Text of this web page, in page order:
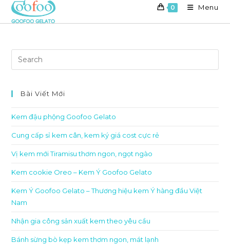
Skip
0 Menu
Bài Viết Mới
Kem đậu phộng Goofoo Gelato
Cung cấp sỉ kem cân, kem ký giá cost cực rẻ
Vị kem mới Tiramisu thơm ngon, ngọt ngào
Kem cookie Oreo – Kem Ý Goofoo Gelato
Kem Ý Goofoo Gelato – Thương hiệu kem Ý hàng đầu Việt
Nam
Nhận gia công sản xuất kem theo yêu cầu
Bánh sừng bò kẹp kem thơm ngon, mát lạnh